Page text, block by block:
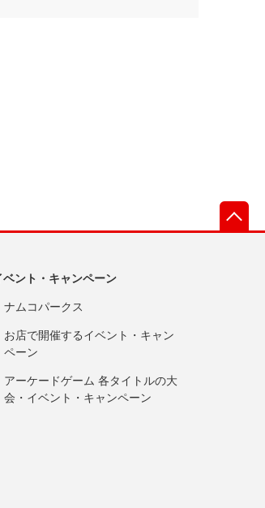
ベント・キャンペーン
ナムコパークス
お店で開催するイベント・キャン
ペーン
アーケードゲーム 各タイトルの大
会・イベント・キャンペーン